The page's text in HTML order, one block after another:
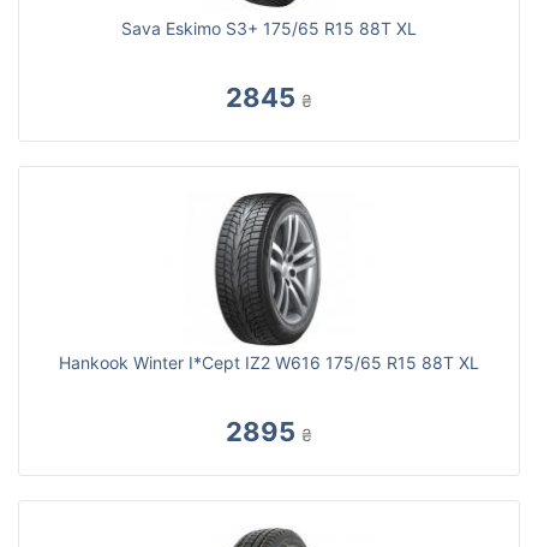
Sava Eskimo S3+ 175/65 R15 88T XL
2845 ₴
Hankook Winter I*Cept IZ2 W616 175/65 R15 88T XL
2895 ₴